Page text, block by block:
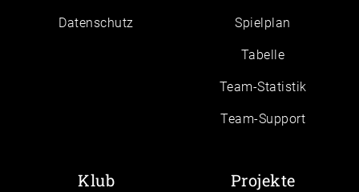
Daten­schutz Spielplan
Tabelle
Team-Statistik
Team-Support
Klub Projekte